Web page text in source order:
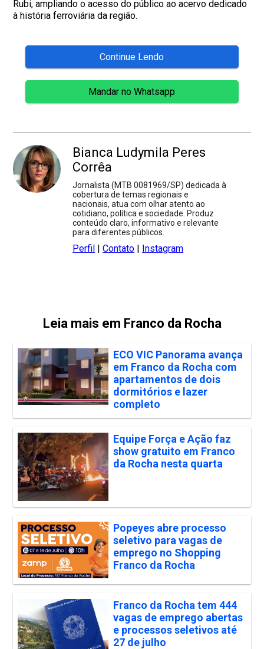
Rubi, ampliando o acesso do público ao acervo dedicado
à história ferroviária da região.
Continue Lendo
Mandar no Whatsapp
Bianca Ludymila Peres
Corrêa
Jornalista (MTB 0081969/SP) dedicada à
cobertura de temas regionais e
nacionais, atua com olhar atento ao
cotidiano, política e sociedade. Produz
conteúdo claro, informativo e relevante
para diferentes públicos.
Perfil |Contato Instagram
Leia mais em Franco da Rocha
ECO VIC Panorama avança
em Franco da Rocha com
apartamentos de dois
dormitórios e lazer
completo
Equipe Força e Ação faz
show gratuito em Franco
da Rocha nesta quarta
Popeyes abre processo
seletivo para vagas de
emprego no Shopping
Franco da Rocha
Franco da Rocha tem 444
vagas de emprego abertas
e processos seletivos até
27 de julho